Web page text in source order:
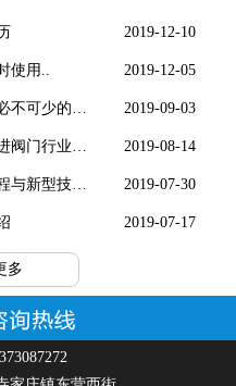
2019-12-10
使用.. 2019-12-05
2019-09-03
2019-08-14
2019-07-30
2019-07-17
多